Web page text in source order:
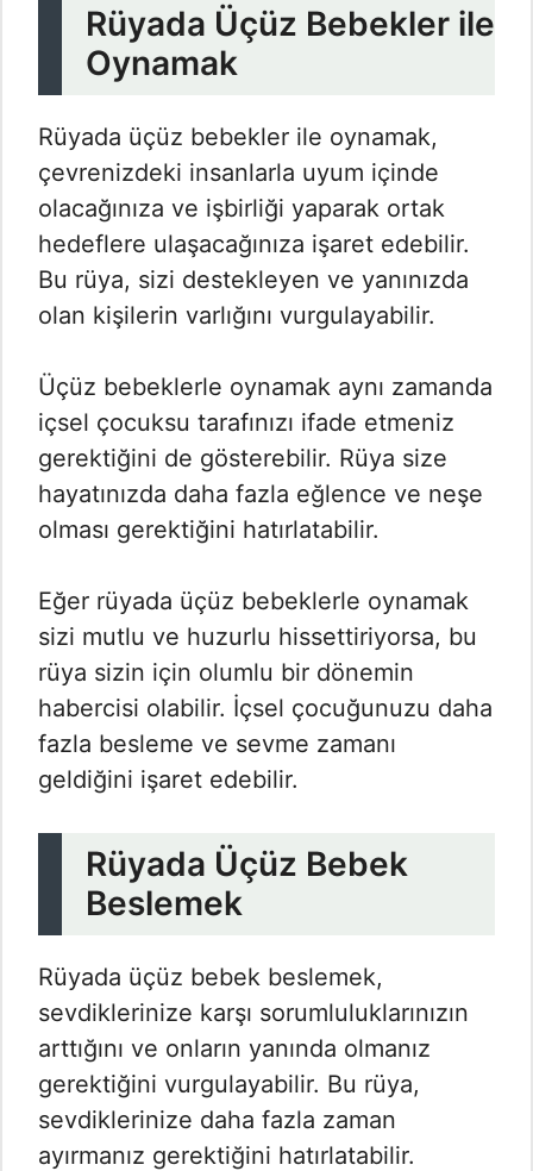
Rüyada Üçüz Bebekler ile
Oynamak
Rüyada üçüz bebekler ile oynamak,
çevrenizdeki insanlarla uyum içinde
olacağınıza ve işbirliği yaparak ortak
hedeflere ulaşacağınıza işaret edebilir.
Bu rüya, sizi destekleyen ve yanınızda
olan kişilerin varlığını vurgulayabilir.
Üçüz bebeklerle oynamak aynı zamanda
içsel çocuksu tarafınızı ifade etmeniz
gerektiğini de gösterebilir. Rüya size
hayatınızda daha fazla eğlence ve neşe
olması gerektiğini hatırlatabilir.
Eğer rüyada üçüz bebeklerle oynamak
sizi mutlu ve huzurlu hissettiriyorsa, bu
rüya sizin için olumlu bir dönemin
habercisi olabilir. İçsel çocuğunuzu daha
fazla besleme ve sevme zamanı
geldiğini işaret edebilir.
Rüyada Üçüz Bebek
Beslemek
Rüyada üçüz bebek beslemek,
sevdiklerinize karşı sorumluluklarınızın
arttığını ve onların yanında olmanız
gerektiğini vurgulayabilir. Bu rüya,
sevdiklerinize daha fazla zaman
ayırmanız gerektiğini hatırlatabilir.